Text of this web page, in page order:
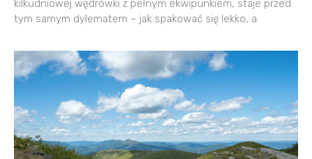
kilkudniowej wędrówki z pełnym ekwipunkiem, staje przed
tym samym dylematem – jak spakować się lekko, a